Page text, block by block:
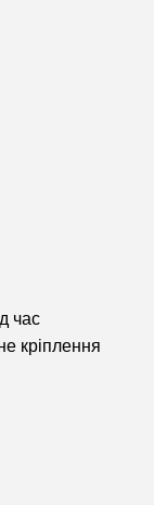
час
кріплення